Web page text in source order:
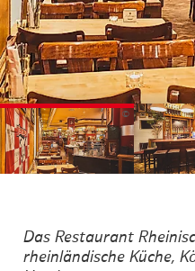
©
Das Restaurant
rheinländische Küche,